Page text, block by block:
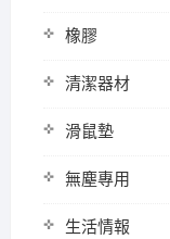
橡膠
清潔器材
滑鼠墊
無塵專用
生活情報